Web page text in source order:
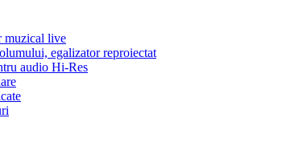
muzical live
egalizator reproiectat
audio Hi-Res